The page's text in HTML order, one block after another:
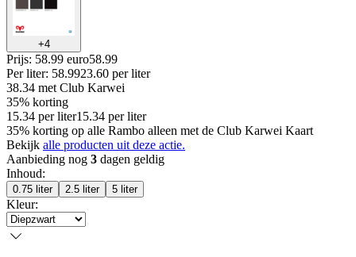
+4
Prijs: 58.99 euro58.99
Per liter: 58.9923.60 per liter
38.34 met Club Karwei
35% korting
15.34 per liter15.34 per liter
35% korting op alle Rambo alleen met de Club Karwei Kaart
Bekijk alle producten uit deze actie.
Aanbieding nog 3 dagen geldig
Inhoud:
0.75 liter 2.5 liter 5 liter
Kleur: